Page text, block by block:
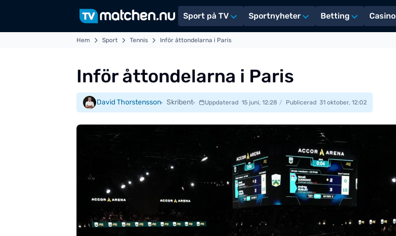
Sport på TV Sportnyheter Betting Casino
Hem Sport Tennis Inför åttondelarna i Paris
Inför åttondelarna i Paris
David Thorstensson Skribent Uppdaterad 15 juni, 12:28 Publicerad 31 oktober, 12:02